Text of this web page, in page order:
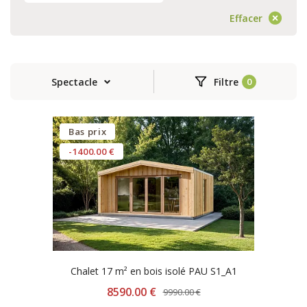
Effacer
Spectacle Filtre
Bas prix
-1400.00 €
Chalet 17 m² en bois isolé PAU S1_A1
8590.00 € 9990.00 €